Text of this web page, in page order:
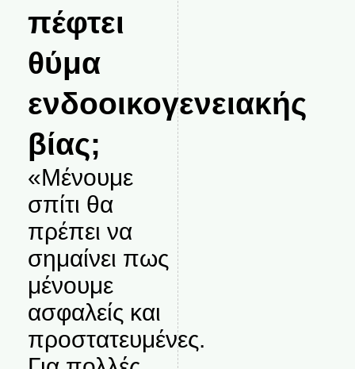
πέφτει
θύμα
ενδοοικογενειακής
βίας;
«Μένουμε
σπίτι θα
πρέπει να
σημαίνει πως
μένουμε
ασφαλείς και
προστατευμένες.